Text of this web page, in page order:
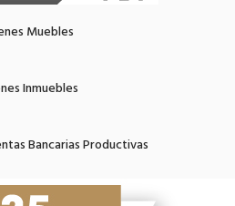
Muebles
Inmuebles
Bancarias Productivas